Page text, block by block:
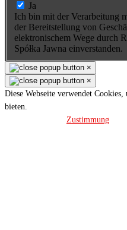
Ja
Ich bin mit der Verarbeitung
der Bereitstellung von
elektronischem Wege durch
Spółka Jawna einverstanden.
×
×
Diese Webseite verwendet
bieten.
Zustimmung